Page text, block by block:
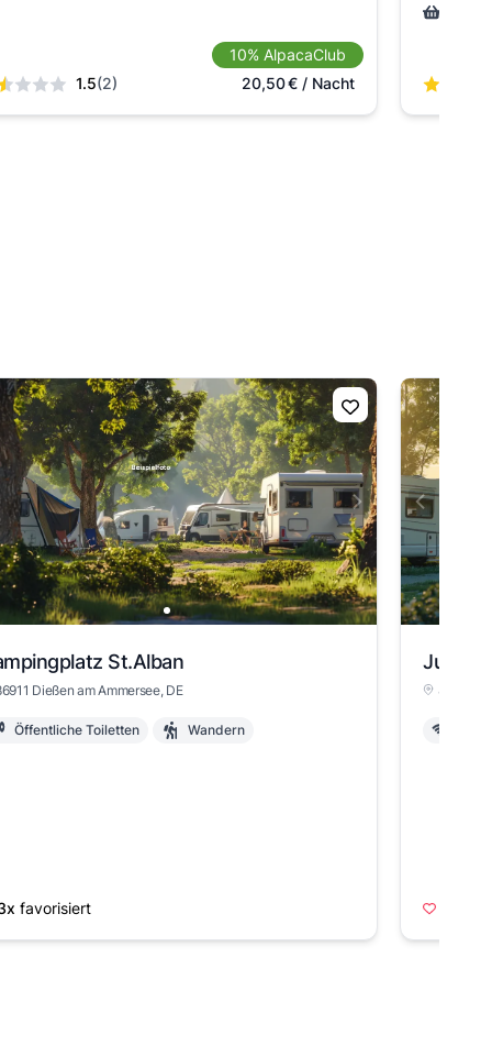
1.5(2)
10% AlpacaClub
20,50€ / Nacht
St.Alban
Dießen am Ammersee, DE
Öffentliche Toiletten Wandern
favorisiert
82291
1